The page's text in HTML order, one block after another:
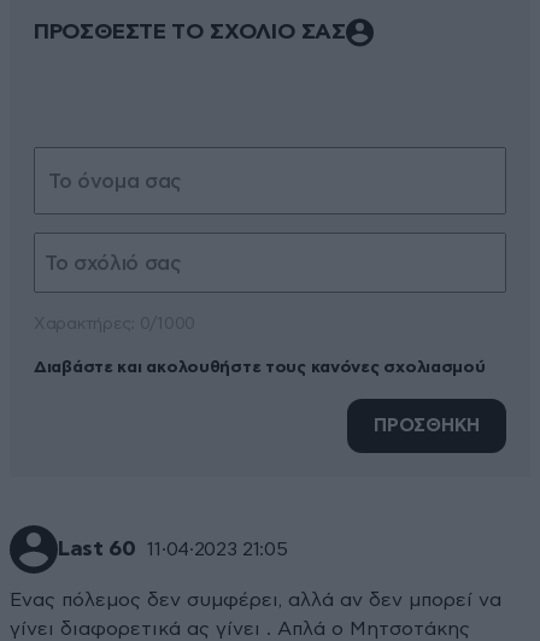
ΠΡΟΣΘΕΣΤΕ ΤΟ ΣΧΟΛΙΟ ΣΑΣ
Διαβάστε και ακολουθήστε τους κανόνες σχολιασμού
ΠΡΟΣΘΗΚΗ
Last 60 11·04·2023 21:05
Ένας πόλεμος δεν συμφέρει, αλλά αν δεν μπορεί να
γίνει διαφορετικά ας γίνει . Απλά ο Μητσοτάκης